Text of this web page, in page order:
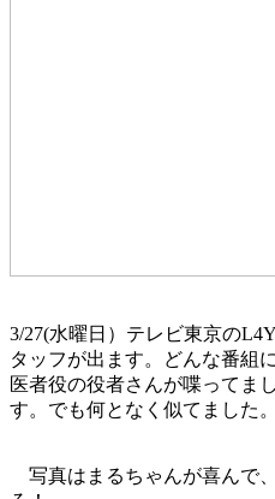
3/27(水曜日）テレビ東京の
タッフが出ます。どんな番組
医者役の役者さんが喋ってま
す。でも何となく似てました。
写真はまるちゃんが喜んで